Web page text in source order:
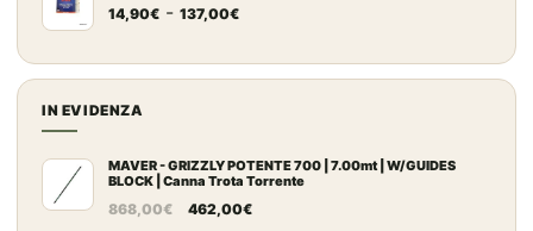
69,50€
a
500,00€
14,90€ - 137,00€Fascia
prezzo:
da
137,00€
IN EVIDENZA
MAVER - GRIZZLY POTENTE 700 | 7.00mt | W/GUIDES
BLOCK | Canna Trota Torrente
868,00€
Il
462,00€Il